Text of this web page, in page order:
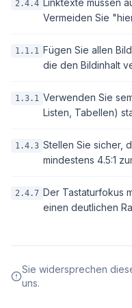
2.4.4 Linktexte müssen
Vermeiden Sie
1.1.1 Fügen Sie allen
die den Bildinhalt
1.3.1 Verwenden Sie
Listen, Tabellen)
1.4.3 Stellen Sie sicher,
mindestens 4.5:1
2.4.7 Der Tastaturfokus
einen deutlichen
Sie widersprechen
uns.